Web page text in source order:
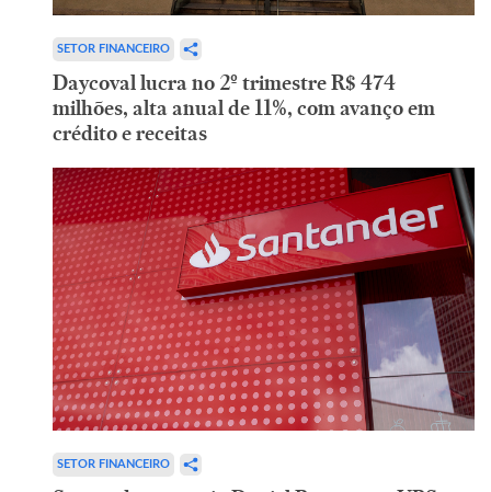
SETOR FINANCEIRO
Daycoval lucra no 2º trimestre R$ 474
milhões, alta anual de 11%, com avanço em
crédito e receitas
SETOR FINANCEIRO